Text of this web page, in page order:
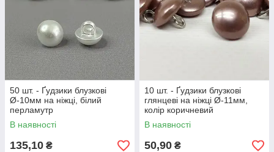
50 шт. - Ґудзики блузкові
Ø-10мм на ніжці, білий
перламутр
В наявності
135,10 ₴
10 шт. - Ґудзики блузкові
глянцеві на ніжці Ø-11мм,
колір коричневий
В наявності
50,90 ₴